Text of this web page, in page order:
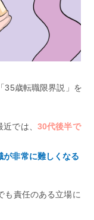
35歳転職限界説」を
では、 30代後半で
非常に難しくなる
も責任のある立場に